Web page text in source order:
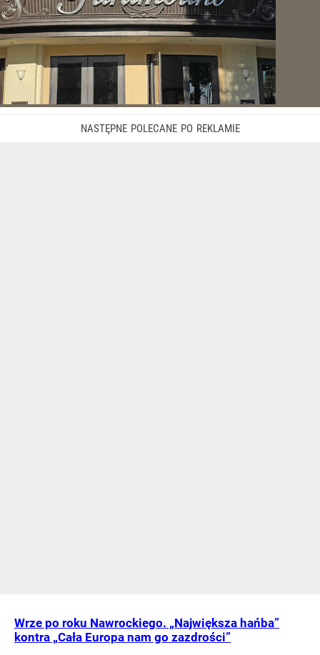
Wrze po roku Nawrockiego. „Największa hańba”
kontra „Cała Europa nam go zazdrości”